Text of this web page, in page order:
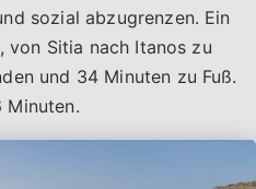
sozial abzugrenzen. Ein
von Sitia nach Itanos zu
und 34 Minuten zu Fuß.
Minuten.